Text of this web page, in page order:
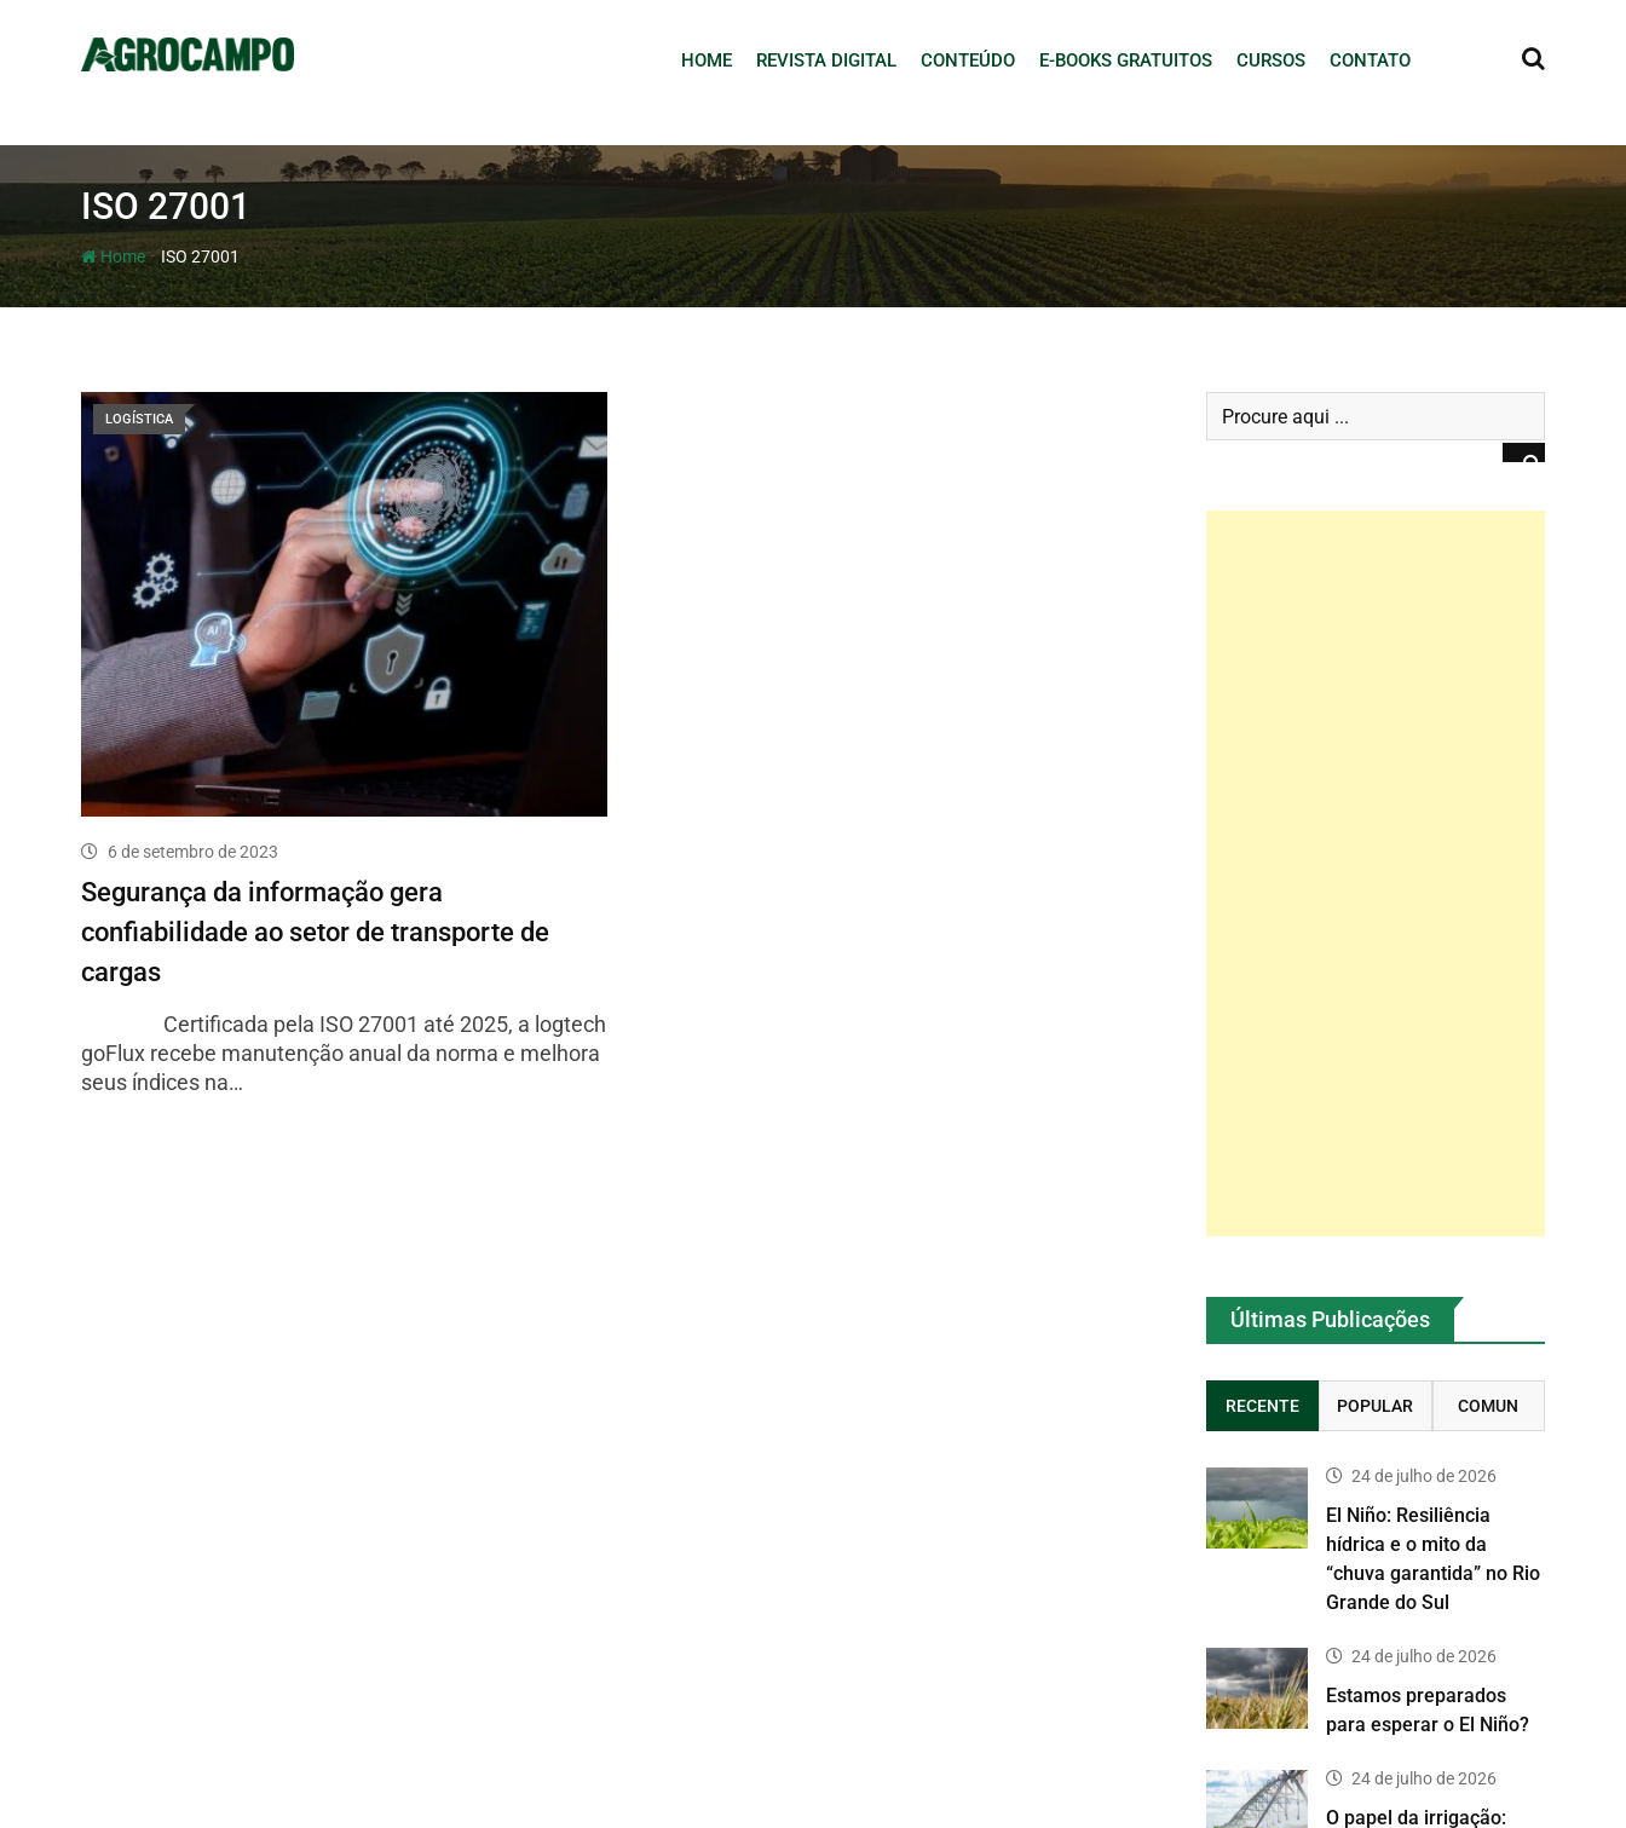
HOME REVISTA DIGITAL CONTEÚDO E-BOOKS GRATUITOS CURSOS CONTATO
ISO 27001
Home-ISO 27001
LOGÍSTICA
6 de setembro de 2023
Segurança da informação gera
confiabilidade ao setor de transporte de
cargas
Certificada pela ISO 27001 até 2025, a logtech
goFlux recebe manutenção anual da norma e melhora
seus índices na…
Últimas Publicações
RECENTE POPULAR COMUN
24 de julho de 2026
El Niño: Resiliência
hídrica e o mito da
“chuva garantida” no Rio
Grande do Sul
24 de julho de 2026
Estamos preparados
para esperar o El Niño?
24 de julho de 2026
O papel da irrigação: